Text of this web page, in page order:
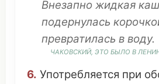
Внезапно жидкая
подернулась
превратилась в воду.
ЧАКОВСКИЙ, ЭТО БЫЛО В
6. Употребляется при